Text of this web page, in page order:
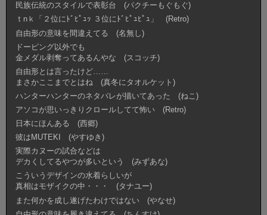
民族伝統のスタイルで表彰台 (パクチーもぐもぐ)
ｔnｋ「２位にﾄﾞﾋﾟｭｯ ３位にﾄﾞﾋﾟｭﾋﾟｭ」 (Retro)
自由形の意味を間違えてる (名無し)
ドーピング以外でも
金メダル剥奪ってあるんやな (スコッチ)
自由形とは言ったけど……
まさかここまでとはね (真冬にタオルケット)
ハンターハンターのネタバレが描いてあった (ねこ)
アソコが思いっきりクロールしてて怖い (Retro)
日本にほんある (西郷)
彼はMUTEKI (やすゆき)
実際カヌーの試合などは
デカくしてるやつが多いという (みずあな)
こういうデザインの水着らしいが
真相はモザイクの中・・・ (タナユー)
また何かを成し遂げたわけではない (やなせ)